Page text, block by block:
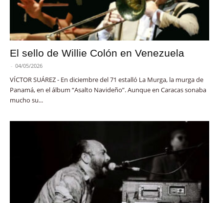
El sello de Willie Colón en Venezuela
- 04/05/2026
VÍCTOR SUÁREZ - En diciembre del 71 estalló La Murga, la murga de
Panamá, en el álbum “Asalto Navideño”. Aunque en Caracas sonaba
mucho su...